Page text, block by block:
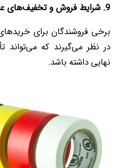
9. شرایط فروش و تخفیف‌های عمده
برخی فروشندگان برای
در نظر می‌گیرند که می‌تواند
نهایی داشته باشد.